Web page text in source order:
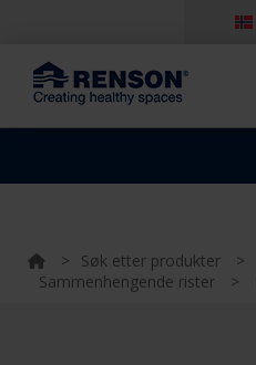
> Søk etter produkter >
Sammenhengende rister
>